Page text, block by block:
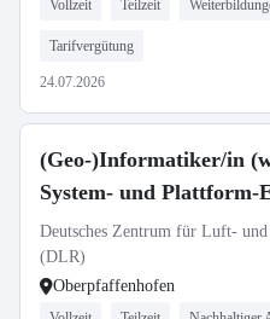
Vollzeit Teilzeit
Tarifvergütung
24.07.2026
(Geo-)Informatiker/in
System- und Plattform-
Deutsches Zentrum für Luft-
(DLR)
Oberpfaffenhofen